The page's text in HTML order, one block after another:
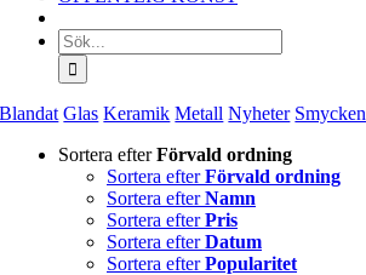
Sök
efter:
Blandat Glas Keramik Metall Nyheter Smycken
Sortera efterFörvald ordning
Sortera efterFörvald ordning
Sortera efterNamn
Sortera efterPris
Sortera efterDatum
Sortera efterPopularitet